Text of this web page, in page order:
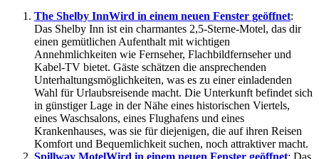
The Shelby InnWird in einem neuen Fenster geöffnet:
Das Shelby Inn ist ein charmantes 2,5-Sterne-Motel, das dir
einen gemütlichen Aufenthalt mit wichtigen
Annehmlichkeiten wie Fernseher, Flachbildfernseher und
Kabel-TV bietet. Gäste schätzen die ansprechenden
Unterhaltungsmöglichkeiten, was es zu einer einladenden
Wahl für Urlaubsreisende macht. Die Unterkunft befindet sich
in günstiger Lage in der Nähe eines historischen Viertels,
eines Waschsalons, eines Flughafens und eines
Krankenhauses, was sie für diejenigen, die auf ihren Reisen
Komfort und Bequemlichkeit suchen, noch attraktiver macht.
Spillway MotelWird in einem neuen Fenster geöffnet: Das